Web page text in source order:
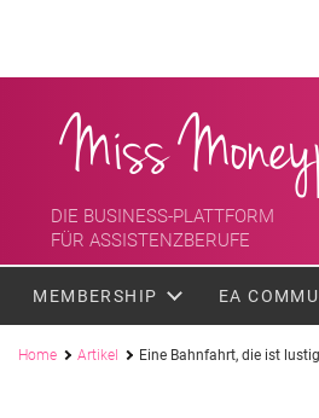
Miss
DIE BUSINESS-PLATTFORM
FÜR ASSISTENZBERUFE
MEMBERSHIP EA
Pfadnavigation
Home Artikel Eine Bahnfahrt, die ist